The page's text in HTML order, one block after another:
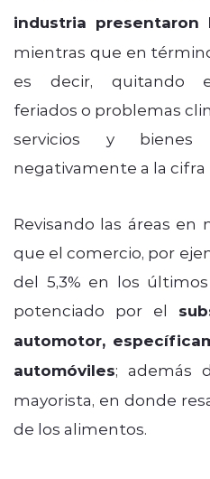
industria presentaron
mientras que en
es decir, quitando
feriados o problemas
servicios y bienes
negativamente a la cifra
Revisando las áreas en
que el comercio, por
del 5,3% en los
potenciado por el
automotor,
automóviles; además
mayorista, en donde
de los alimentos.